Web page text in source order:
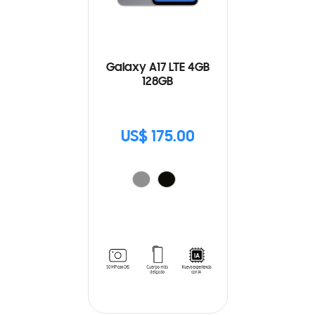
Galaxy A17 LTE 4GB
128GB
US$ 175.00